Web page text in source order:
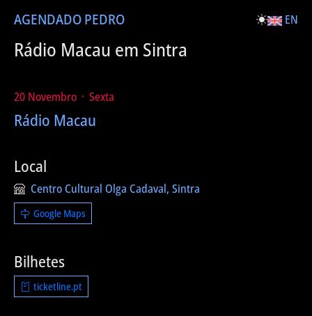
AGENDADO PEDRO EN
Rádio Macau em Sintra
20 Novembro ᛫ Sexta
Rádio Macau
Local
Centro Cultural Olga Cadaval, Sintra
Google Maps
Bilhetes
ticketline.pt